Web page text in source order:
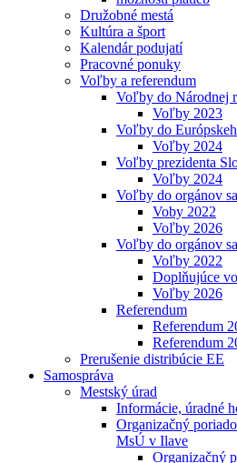
Družobné mestá
Kultúra a šport
Kalendár podujatí
Pracovné ponuky
Voľby a referendum
Voľby do Národnej
Voľby 2023
Voľby do
Voľby 2024
Voľby prezidenta
Voľby 2024
Voľby do orgánov
Voby 2022
Voľby 2026
Voľby do orgánov
Voľby 2022
Doplňujúce
Voľby 2026
Referendum
Referendum
Referendum
Prerušenie distribúcie EE
Samospráva
Mestský úrad
Informácie, úradné
Organizačný
MsÚ v Ilave
Organizačný